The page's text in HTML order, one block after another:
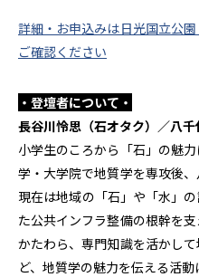
詳細・お申込みは日光国立公
ご確認ください
・登壇者について・
長谷川怜思（石オタク）／八
小学生のころから「石」の魅
学・大学院で地質学を専攻後
現在は地域の「石」や「水」
た公共インフラ整備の根幹を
かたわら、専門知識を活かし
ど、地質学の魅力を伝える活動